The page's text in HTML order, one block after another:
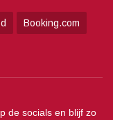
Booking.com
de socials en blijf zo